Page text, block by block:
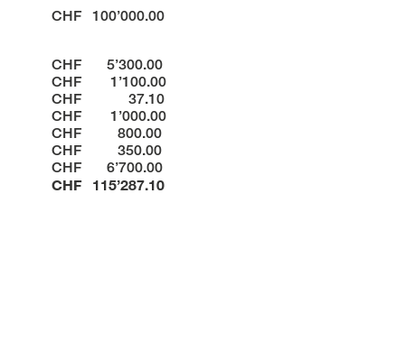
CHF 100’000.00
CHF 5’300.00
CHF 1’100.00
CHF 37.10
CHF 1’000.00
CHF 800.00
CHF 350.00
CHF 6’700.00
CHF 115’287.10